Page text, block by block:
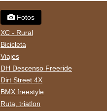
Fotos
XC - Rural
Bicicleta
Viajes
DH Descenso Freeride
Dirt Street 4X
BMX freestyle
Ruta, triatlon